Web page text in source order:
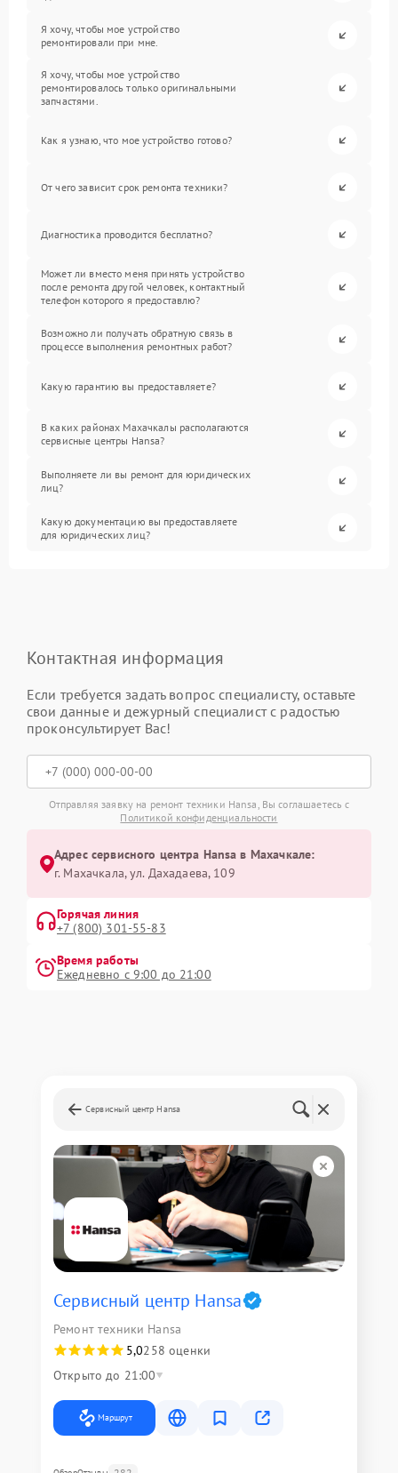
Я хочу, чтобы мое устройство
ремонтировали при мне.
Я хочу, чтобы мое устройство
ремонтировалось только оригинальными
запчастями.
Как я узнаю, что мое устройство готово?
От чего зависит срок ремонта техники?
Диагностика проводится бесплатно?
Может ли вместо меня принять устройство
после ремонта другой человек, контактный
телефон которого я предоставлю?
Возможно ли получать обратную связь в
процессе выполнения ремонтных работ?
Какую гарантию вы предоставляете?
В каких районах Махачкалы располагаются
сервисные центры Hansa?
Выполняете ли вы ремонт для юридических
лиц?
Какую документацию вы предоставляете
для юридических лиц?
Контактная информация
Если требуется задать вопрос специалисту, оставьте
свои данные и дежурный специалист с радостью
проконсультирует Вас!
Отправляя заявку на ремонт техники Hansa, Вы соглашаетесь с
Политикой конфиденциальности
Адрес сервисного центра Hansa в Махачкале:
г. Махачкала, ул. Дахадаева, 109
Горячая линия
+7 (800) 301-55-83
Время работы
Ежедневно с 9:00 до 21:00
Сервисный центр Hansa
Сервисный центр Hansa
Ремонт техники Hansa
5,0258 оценки
Открыто до 21:00
Маршрут